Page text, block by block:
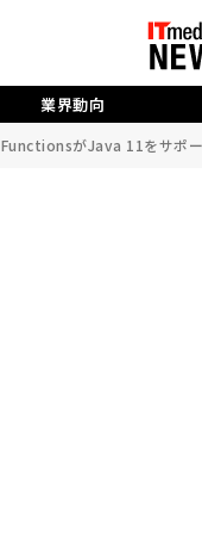
業界動向
がJava 11をサポ